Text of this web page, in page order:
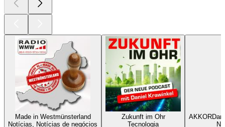
Made in Westmünsterland
Notícias, Notícias de negócios
Zukunft im Ohr
Tecnologia